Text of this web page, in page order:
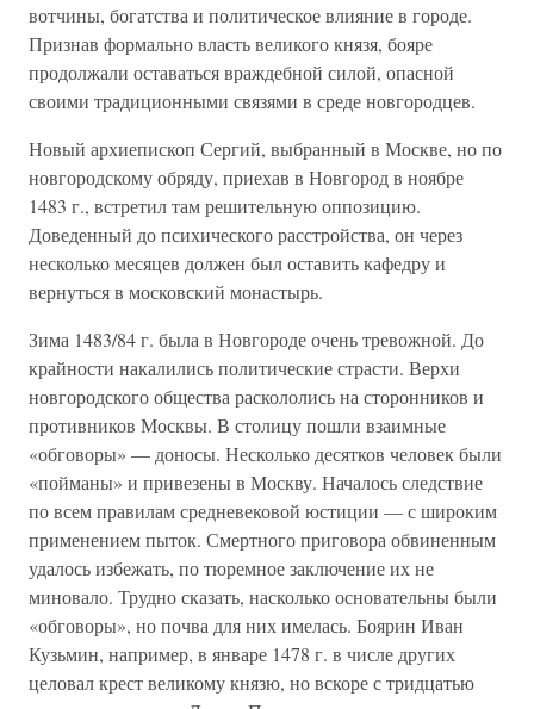
вотчины, богатства и политическое влияние в городе.
Признав формально власть великого князя, бояре
продолжали оставаться враждебной силой, опасной
своими традиционными связями в среде новгородцев.
Новый архиепископ Сергий, выбранный в Москве, но по
новгородскому обряду, приехав в Новгород в ноябре
1483 г., встретил там решительную оппозицию.
Доведенный до психического расстройства, он через
несколько месяцев должен был оставить кафедру и
вернуться в московский монастырь.
Зима 1483/84 г. была в Новгороде очень тревожной. До
крайности накалились политические страсти. Верхи
новгородского общества раскололись на сторонников и
противников Москвы. В столицу пошли взаимные
«обговоры» — доносы. Несколько десятков человек были
«пойманы» и привезены в Москву. Началось следствие
по всем правилам средневековой юстиции — с широким
применением пыток. Смертного приговора обвиненным
удалось избежать, по тюремное заключение их не
миновало. Трудно сказать, насколько основательны были
«обговоры», но почва для них имелась. Боярин Иван
Кузьмин, например, в январе 1478 г. в числе других
целовал крест великому князю, но вскоре с тридцатью